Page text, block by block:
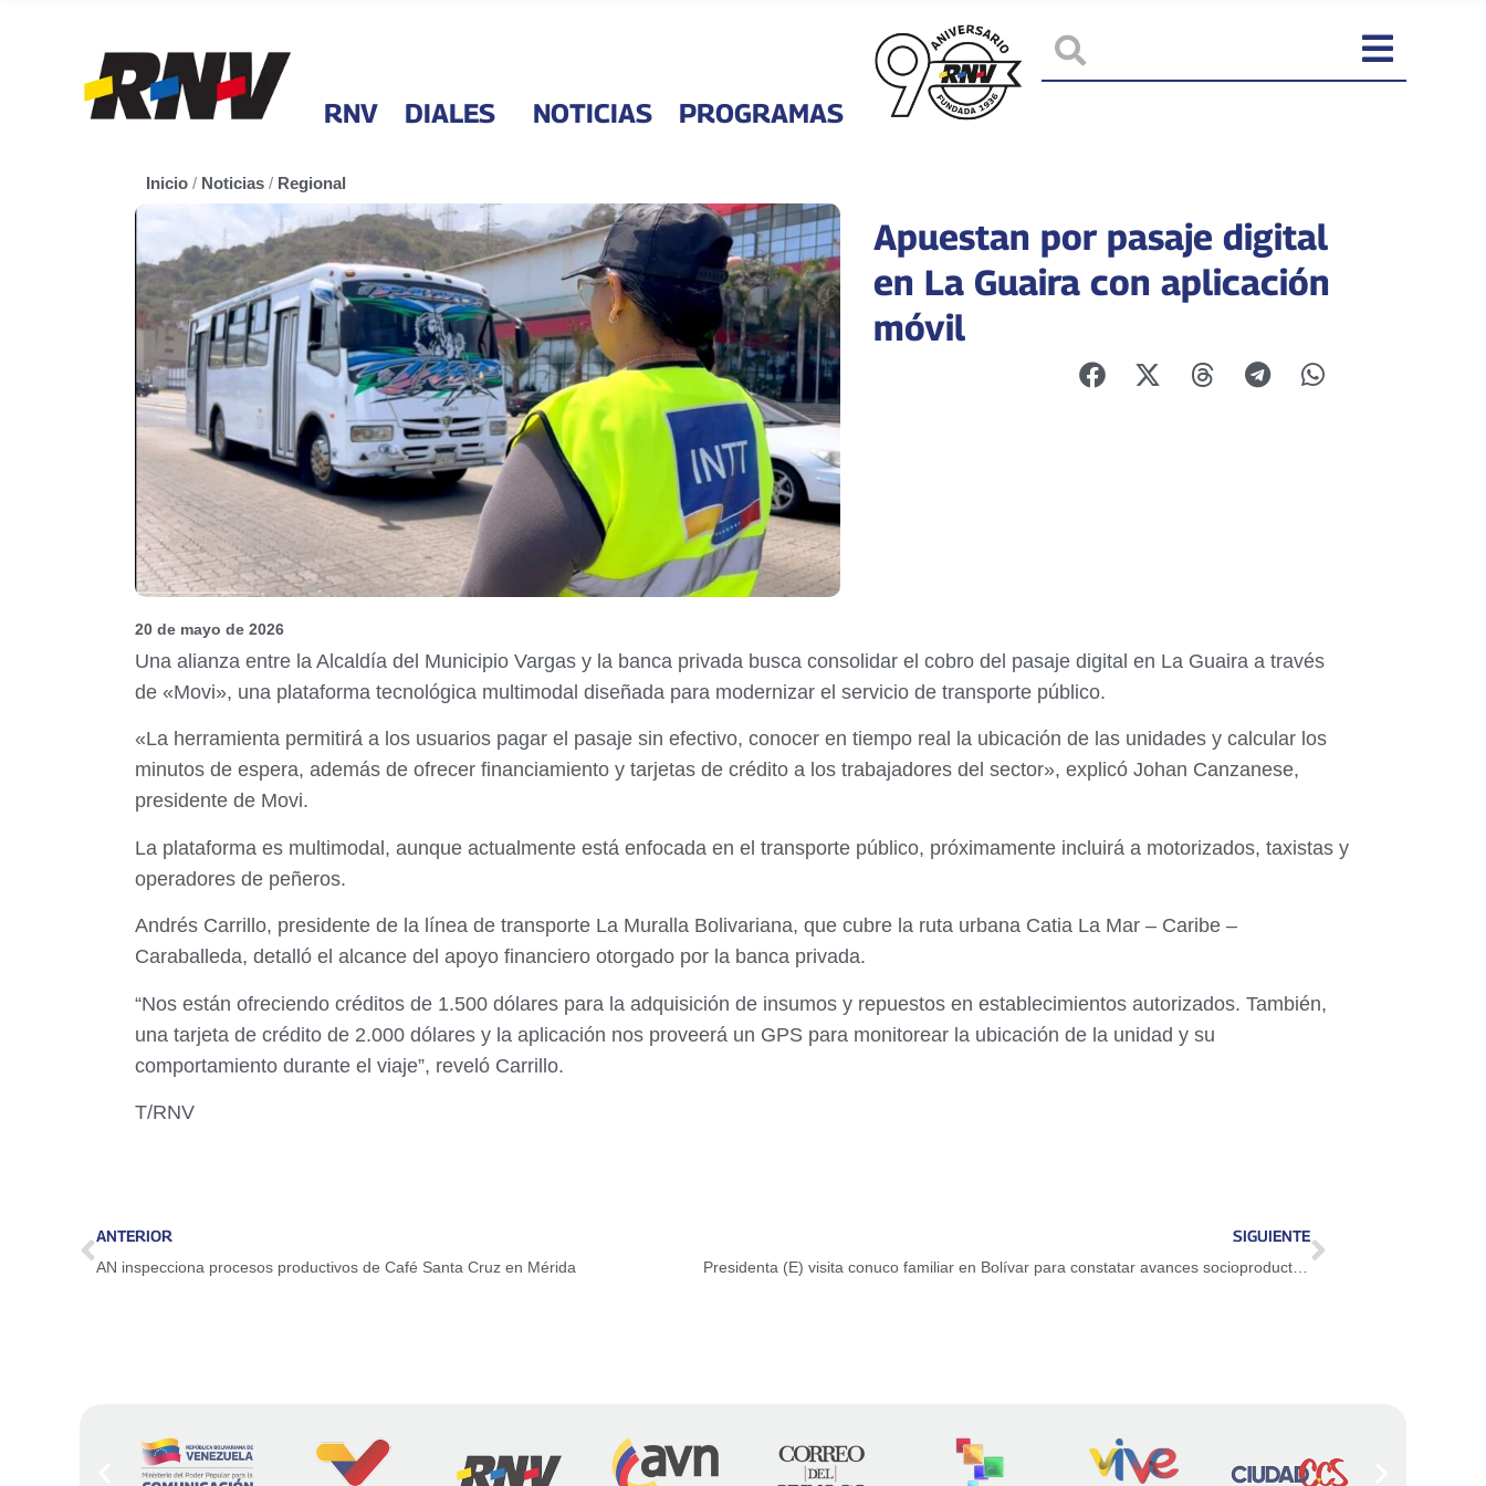
RNV DIALES NOTICIAS PROGRAMAS
Inicio / Noticias / Regional
Apuestan por pasaje digital
en La Guaira con aplicación
móvil
20 de mayo de 2026
Una alianza entre la Alcaldía del Municipio Vargas y la banca privada busca consolidar el cobro del pasaje digital en La Guaira a través
de «Movi», una plataforma tecnológica multimodal diseñada para modernizar el servicio de transporte público.
«La herramienta permitirá a los usuarios pagar el pasaje sin efectivo, conocer en tiempo real la ubicación de las unidades y calcular los
minutos de espera, además de ofrecer financiamiento y tarjetas de crédito a los trabajadores del sector», explicó Johan Canzanese,
presidente de Movi.
La plataforma es multimodal, aunque actualmente está enfocada en el transporte público, próximamente incluirá a motorizados, taxistas y
operadores de peñeros.
Andrés Carrillo, presidente de la línea de transporte La Muralla Bolivariana, que cubre la ruta urbana Catia La Mar – Caribe –
Caraballeda, detalló el alcance del apoyo financiero otorgado por la banca privada.
“Nos están ofreciendo créditos de 1.500 dólares para la adquisición de insumos y repuestos en establecimientos autorizados. También,
una tarjeta de crédito de 2.000 dólares y la aplicación nos proveerá un GPS para monitorear la ubicación de la unidad y su
comportamiento durante el viaje”, reveló Carrillo.
T/RNV
ANTERIOR
AN inspecciona procesos productivos de Café Santa Cruz en Mérida
SIGUIENTE
Presidenta (E) visita conuco familiar en Bolívar para constatar avances socioproductivos